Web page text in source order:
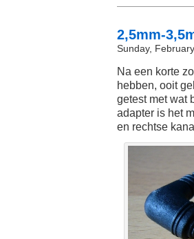
2,5mm-
Sunday,
Na een korte
hebben, ooit
getest met wat
adapter is het
en rechtse